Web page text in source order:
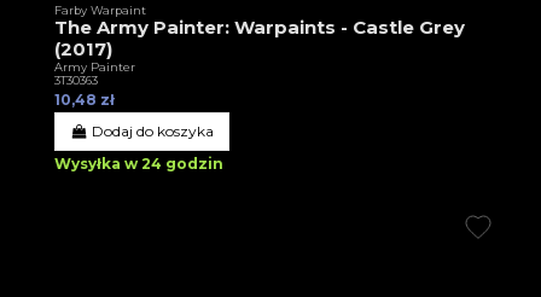
Farby Warpaint
The Army Painter: Warpaints - Castle Grey
(2017)
Army Painter
3T30363
10,48 zł
Dodaj do koszyka
Wysyłka w 24 godzin